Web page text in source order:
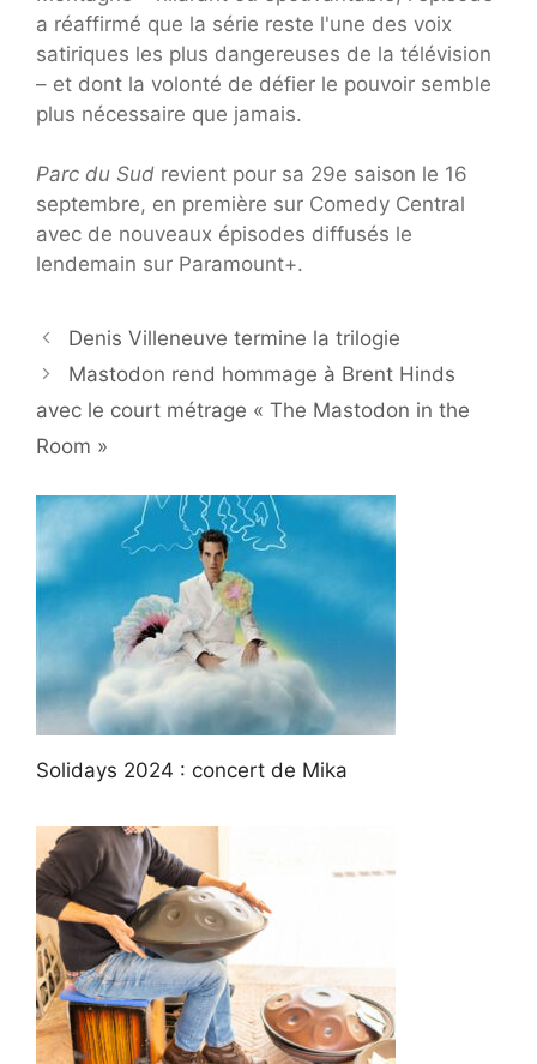
a réaffirmé que la série reste l'une des voix
satiriques les plus dangereuses de la télévision
– et dont la volonté de défier le pouvoir semble
plus nécessaire que jamais.
Parc du Sud revient pour sa 29e saison le 16
septembre, en première sur Comedy Central
avec de nouveaux épisodes diffusés le
lendemain sur Paramount+.
Denis Villeneuve termine la trilogie
Mastodon rend hommage à Brent Hinds
avec le court métrage « The Mastodon in the
Room »
Solidays 2024 : concert de Mika